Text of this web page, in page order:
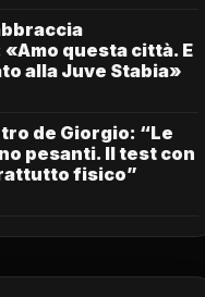
questa città. E
alla Juve Stabia»
de Giorgio: “Le
pesanti. Il test con
fisico”